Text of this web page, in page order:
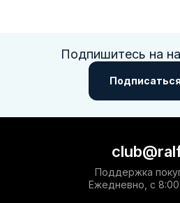
Подпишитесь на
Подписаться
Поддержка
Ежедневно, с